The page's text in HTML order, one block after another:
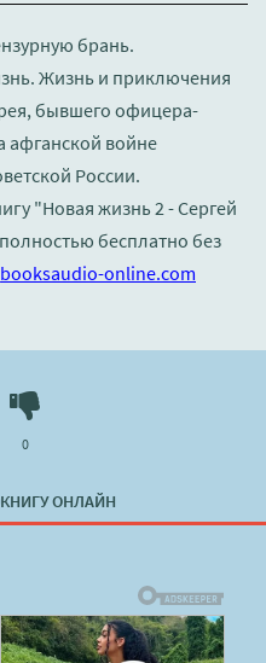
брань.
Жизнь и приключения
бывшего офицера-
афганской войне
России.
"Новая жизнь 2 - Сергей
бесплатно без
booksaudio-online.com
ОНЛАЙН
0